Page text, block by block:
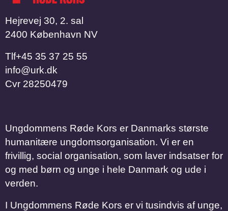
Hejrevej 30, 2. sal
2400 København NV
Tlf​​​​​​​+45 35 37 25 55
info@urk.dk
Cvr 28250479
Ungdommens Røde Kors er Danmarks største
humanitære ungdomsorganisation. Vi er en
frivillig, social organisation, som laver indsatser for
og med børn og unge i hele Danmark og ude i
verden.
I Ungdommens Røde Kors er vi tusindvis af unge,